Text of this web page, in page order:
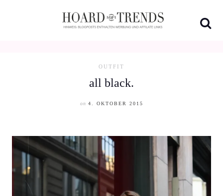
OUTFIT
all black.
on 4. OKTOBER 2015